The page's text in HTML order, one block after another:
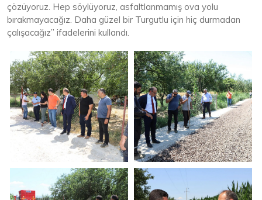
çözüyoruz. Hep söylüyoruz, asfaltlanmamış ova yolu
bırakmayacağız. Daha güzel bir Turgutlu için hiç durmadan
çalışacağız” ifadelerini kullandı.